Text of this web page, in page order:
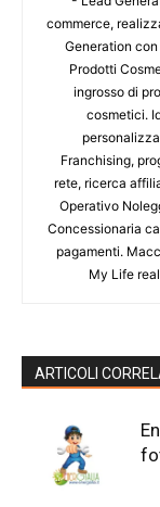
commerce,
Generation
Prodotti
ingrosso di
cosmetici.
Franchising,
rete, ricerca
Operativo
Concessionaria
pagamenti.
My Life
ARTICOLI